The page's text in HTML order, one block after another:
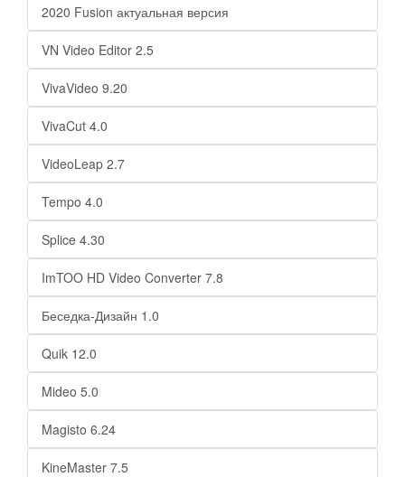
2020 Fusion актуальная версия
VN Video Editor 2.5
VivaVideo 9.20
VivaCut 4.0
VideoLeap 2.7
Tempo 4.0
Splice 4.30
ImTOO HD Video Converter 7.8
Беседка-Дизайн 1.0
Quik 12.0
Mideo 5.0
Magisto 6.24
KineMaster 7.5